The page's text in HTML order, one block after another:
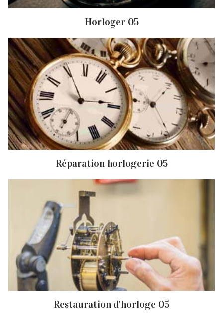
Horloger 05
Réparation horlogerie 05
Restauration d'horloge 05